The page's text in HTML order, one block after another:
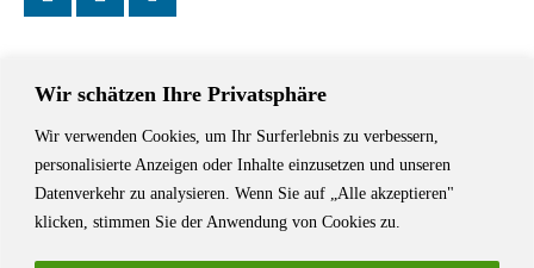
Wir schätzen Ihre Privatsphäre
Wir verwenden Cookies, um Ihr Surferlebnis zu verbessern,
personalisierte Anzeigen oder Inhalte einzusetzen und unseren
Datenverkehr zu analysieren. Wenn Sie auf „Alle akzeptieren"
klicken, stimmen Sie der Anwendung von Cookies zu.
Das Schriftstellerhaus ist ein beliebter Treffpunkt für Autorinnen und
Autoren aus Stuttgart und der Region sowie ein Veranstaltungsort für
Lesungen, Tagungen und Schreibwerkstätten.